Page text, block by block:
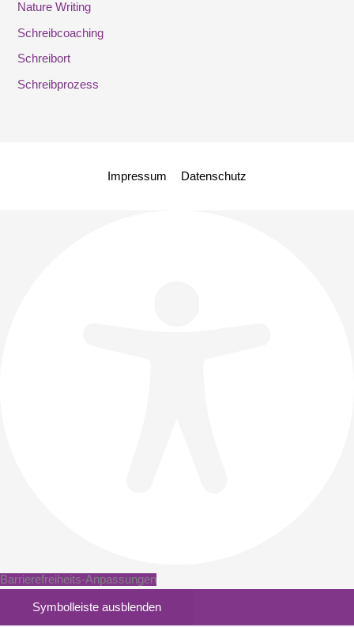
Nature Writing
Schreibcoaching
Schreibort
Schreibprozess
Impressum Datenschutz
Barrierefreiheits-Anpassungen
Symbolleiste ausblenden